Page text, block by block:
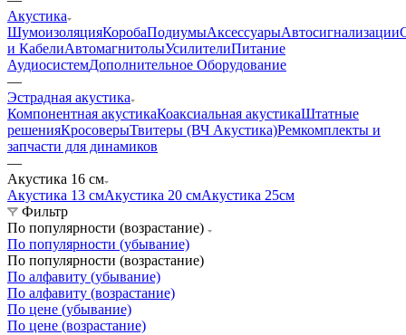
Акустика
ШумоизоляцияКоробаПодиумыАксессуарыАвтосигнализации
и КабелиАвтомагнитолыУсилителиПитание
АудиосистемДополнительное Оборудование
—
Эстрадная акустика
Компонентная акустикаКоаксиальная акустикаШтатные
решенияКросоверыТвитеры (ВЧ Акустика)Ремкомплекты и
запчасти для динамиков
—
Акустика 16 см
Акустика 13 смАкустика 20 смАкустика 25см
Фильтр
По популярности (возрастание)
По популярности (убывание)
По популярности (возрастание)
По алфавиту (убывание)
По алфавиту (возрастание)
По цене (убывание)
По цене (возрастание)